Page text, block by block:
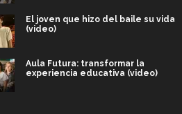
El joven que hizo del baile su vida
(video)
Aula Futura: transformar la
experiencia educativa (video)